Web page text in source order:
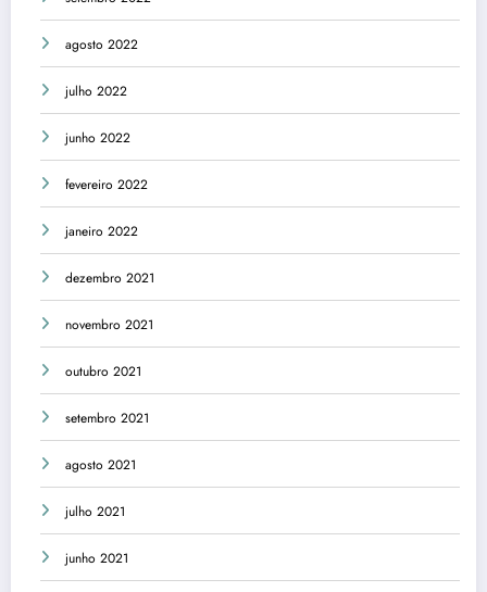
agosto 2022
julho 2022
junho 2022
fevereiro 2022
janeiro 2022
dezembro 2021
novembro 2021
outubro 2021
setembro 2021
agosto 2021
julho 2021
junho 2021